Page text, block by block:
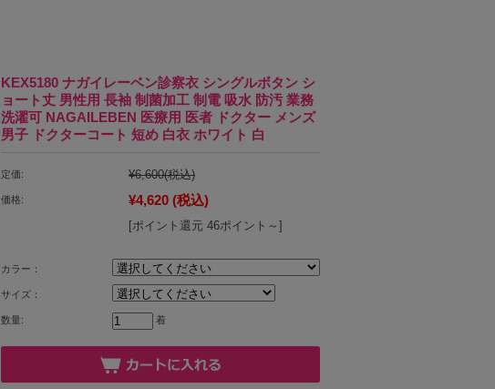
KEX5180 ナガイレーベン診察衣 シングルボタン シ
ョート丈 男性用 長袖 制菌加工 制電 吸水 防汚 業務
洗濯可 NAGAILEBEN 医療用 医者 ドクター メンズ
男子 ドクターコート 短め 白衣 ホワイト 白
定価: ¥6,600(税込)
価格: ¥4,620 (税込)
[ポイント還元 46ポイント～]
カラー：
サイズ：
数量: 着